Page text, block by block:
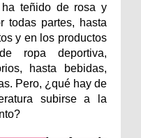
teñido de rosa y
todas partes, hasta
y en los productos
ropa deportiva,
hasta bebidas,
Pero, ¿qué hay de
subirse a la